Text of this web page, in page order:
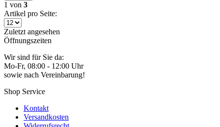
1 von 3
Artikel pro Seite:
Zuletzt angesehen
Öffnungszeiten
Wir sind für Sie da:
Mo-Fr, 08:00 - 12:00 Uhr
sowie nach Vereinbarung!
Shop Service
Kontakt
Versandkosten